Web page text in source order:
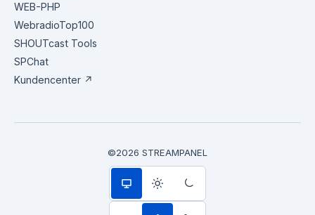
WEB-PHP
WebradioTop100
SHOUTcast Tools
SPChat
Kundencenter ↗
©2026 STREAMPANEL